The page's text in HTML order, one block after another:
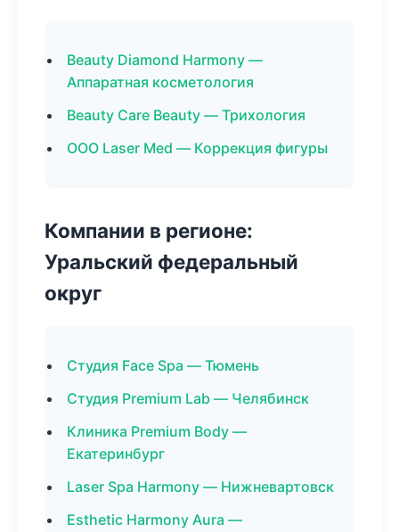
Beauty Diamond Harmony —
Аппаратная косметология
Beauty Care Beauty — Трихология
ООО Laser Med — Коррекция фигуры
Компании в регионе:
Уральский федеральный
округ
Студия Face Spa — Тюмень
Студия Premium Lab — Челябинск
Клиника Premium Body —
Екатеринбург
Laser Spa Harmony — Нижневартовск
Esthetic Harmony Aura —